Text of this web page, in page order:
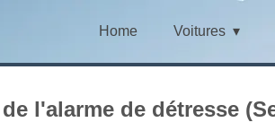
Home Voitures
l'alarme de détresse